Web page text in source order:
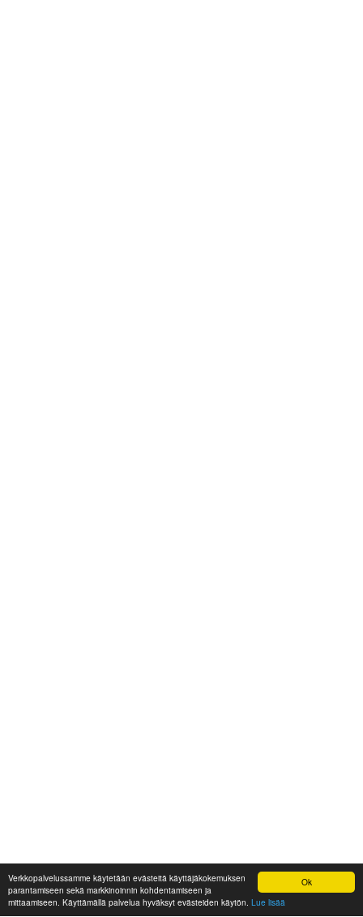
Ok
Verkkopalvelussamme käytetään evästeitä käyttäjäkokemuksen
parantamiseen sekä markkinoinnin kohdentamiseen ja
mittaamiseen. Käyttämällä palvelua hyväksyt evästeiden käytön. Lue lisää